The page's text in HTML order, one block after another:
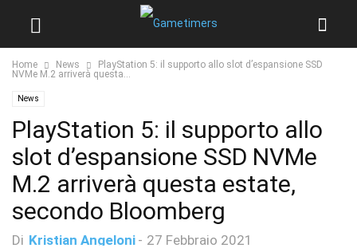
Home News
PlayStation 5: il supporto allo slot d’espansione SSD
NVMe M.2 arriverà questa...
News
PlayStation 5: il supporto allo
slot d’espansione SSD NVMe
M.2 arriverà questa estate,
secondo Bloomberg
Di Kristian Angeloni - 27 Febbraio 2021